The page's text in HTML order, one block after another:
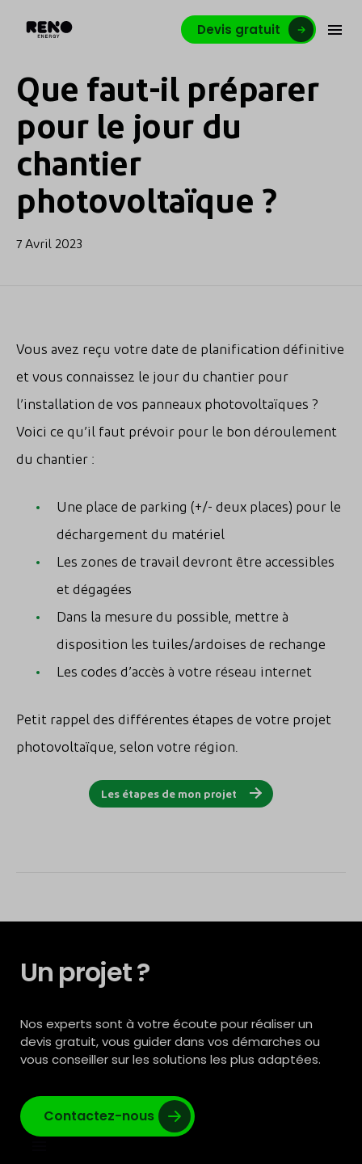
Devis gratuit
Que faut-il préparer
pour le jour du
chantier
photovoltaïque ?
7 Avril 2023
Vous avez reçu votre date de planification définitive
et vous connaissez le jour du chantier pour
l’installation de vos panneaux photovoltaïques ?
Voici ce qu’il faut prévoir pour le bon déroulement
du chantier :
Une place de parking (+/- deux places) pour le
déchargement du matériel
Les zones de travail devront être accessibles
et dégagées
Dans la mesure du possible, mettre à
disposition les tuiles/ardoises de rechange
Les codes d’accès à votre réseau internet
Petit rappel des différentes étapes de votre projet
photovoltaïque, selon votre région.
Les étapes de mon projet
Un projet ?
Nos experts sont à votre écoute pour réaliser un
devis gratuit, vous guider dans vos démarches ou
vous conseiller sur les solutions les plus adaptées.
Contactez-nous